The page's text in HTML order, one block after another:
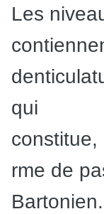
Les
denti
qui
constitue,
rme de
Bartonien.